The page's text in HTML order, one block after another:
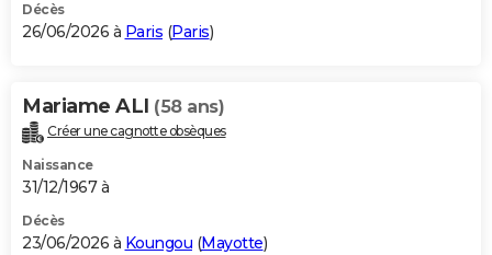
Décès
26/06/2026 à Paris (Paris)
Mariame ALI (58 ans)
Créer une cagnotte obsèques
Naissance
31/12/1967 à
Décès
23/06/2026 à Koungou (Mayotte)